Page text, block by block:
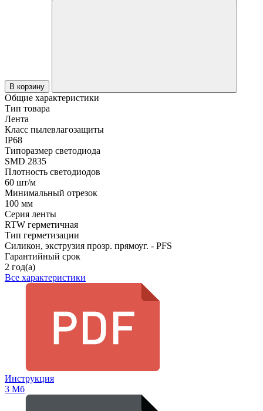
В корзину
Общие характеристики
Тип товара
Лента
Класс пылевлагозащиты
IP68
Типоразмер светодиода
SMD 2835
Плотность светодиодов
60 шт/м
Минимальный отрезок
100 мм
Серия ленты
RTW герметичная
Тип герметизации
Силикон, экструзия прозр. прямоуг. - PFS
Гарантийный срок
2 год(а)
Все характеристики
Инструкция
3 Мб